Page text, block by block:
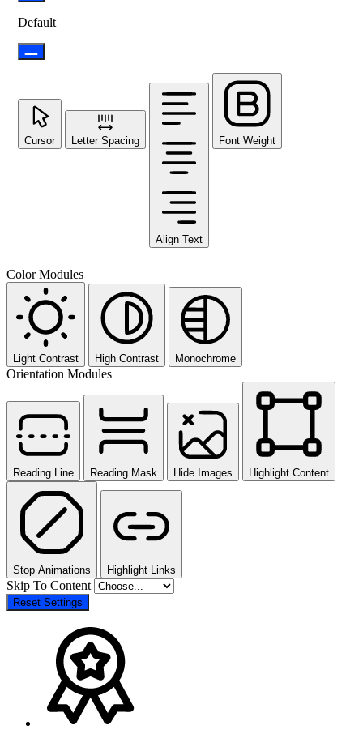
Default
Cursor Letter Spacing
Align Text
Font Weight
Color Modules
Light Contrast High Contrast Monochrome
Orientation Modules
Reading Line Reading Mask Hide Images Highlight Content
Stop Animations Highlight Links
Skip To Content
Reset Settings